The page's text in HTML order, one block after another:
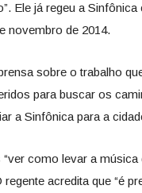
Ele já regeu a
novembro de 2014.
sobre o trabalho
para buscar os
a Sinfônica para a
como levar a
acredita que “é